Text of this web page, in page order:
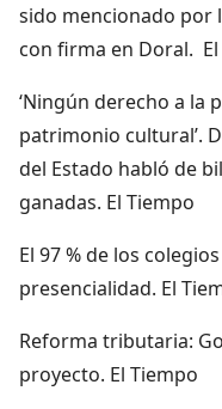
sido mencionado por
con firma en Doral.
‘Ningún derecho a la
patrimonio cultural’.
del Estado habló de
ganadas. El Tiempo
El 97 % de los
presencialidad. El
Reforma tributaria:
proyecto. El Tiempo